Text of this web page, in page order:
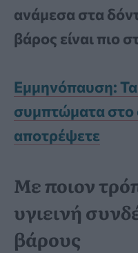
ανάμεσα στα
βάρος είναι πιο
Εμμηνόπαυση:
συμπτώματα στο
αποτρέψετε
Με ποιον
υγιεινή
βάρους